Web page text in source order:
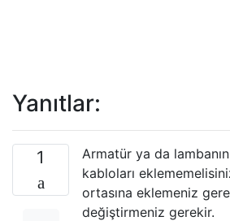
Yanıtlar:
1
Armatür ya da lambanın
kabloları
ortasına eklemeniz
değiştirmeniz gerekir.